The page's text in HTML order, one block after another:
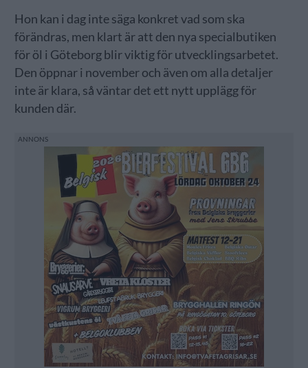
Hon kan i dag inte säga konkret vad som ska
förändras, men klart är att den nya specialbutiken
för öl i Göteborg blir viktig för utvecklingsarbetet.
Den öppnar i november och även om alla detaljer
inte är klara, så väntar det ett nytt upplägg för
kunden där.